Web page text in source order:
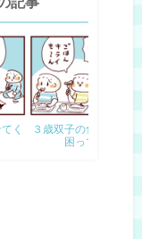
く
３歳双子の食べムラに
困って…